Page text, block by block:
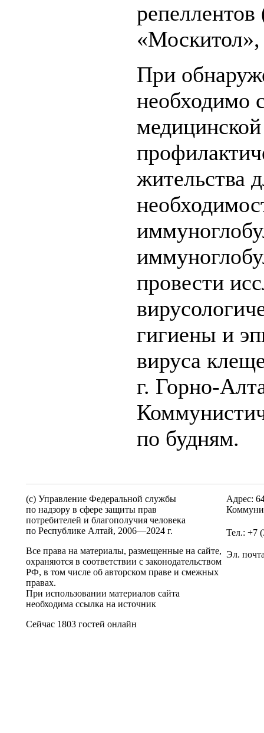
При
необходимо
жительства
провести
гигиены и
вируса
г. Горно-
по будням.
(c) Управление Федеральной службы
по надзору в сфере защиты прав
потребителей и благополучия человека
по Республике Алтай, 2006—2024 г.
Все права на материалы, размещенные на сайте,
охраняются в соответствии с законодательством
РФ, в том числе об авторском праве и смежных
правах.
При использовании материалов сайта
необходима ссылка на источник
Сейчас 1803 гостей онлайн
Адрес:
Тел.: +7
Эл.